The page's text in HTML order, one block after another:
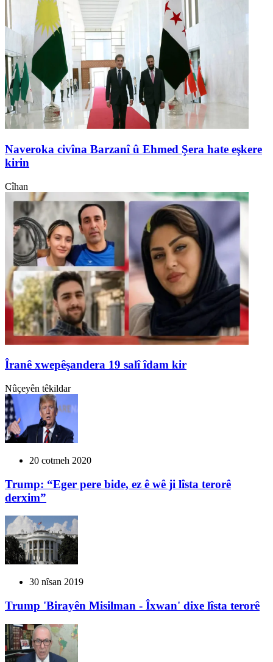
Naveroka civîna Barzanî û Ehmed Şera hate eşkere
kirin
Cîhan
Îranê xwepêşandera 19 salî îdam kir
Nûçeyên têkildar
20 cotmeh 2020
Trump: “Eger pere bide, ez ê wê ji lîsta terorê
derxim”
30 nîsan 2019
Trump 'Birayên Misilman - Îxwan' dixe lîsta terorê